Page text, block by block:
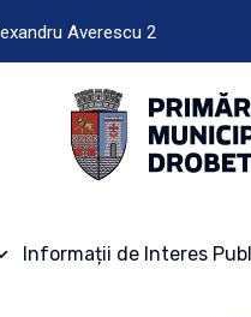
Averescu 2
Informații de Interes